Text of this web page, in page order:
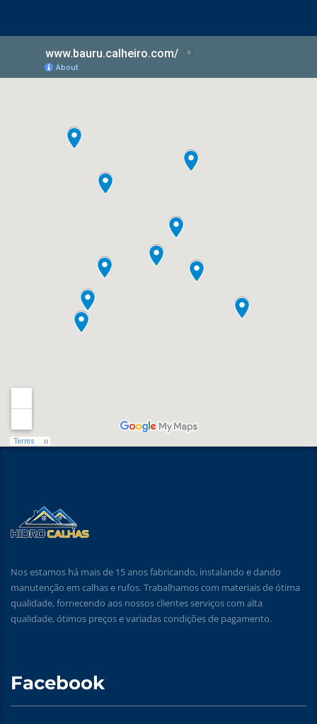
Nos estamos há mais de 15 anos fabricando, instalando e dando
manutenção em calhas e rufos. Trabalhamos com materiais de ótima
qualidade, fornecendo aos nossos clientes serviços com alta
qualidade, ótimos preços e variadas condições de pagamento.
Facebook